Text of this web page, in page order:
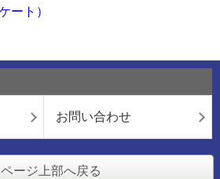
お問い合わせ
ページ上部へ戻る